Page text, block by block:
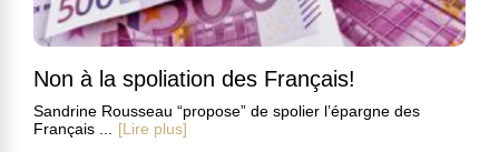
Non à la spoliation des Français!
Sandrine Rousseau “propose” de spolier l’épargne des
Français ...
[Lire plus]